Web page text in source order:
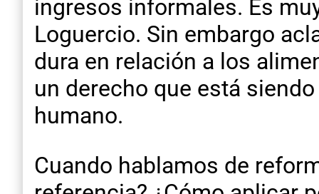
ingresos informales. Es
Loguercio. Sin embargo
dura en relación a los
un derecho que está
humano.
Cuando hablamos de